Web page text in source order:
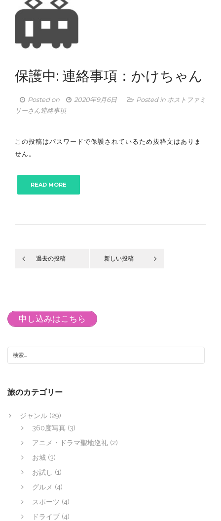
保護中: 連絡事項：かけちゃん
Posted on 2020年9月6日 Posted in ホストファミ
リーさん連絡事項
この投稿はパスワードで保護されているため抜粋文はありま
せん。
READ MORE
ナ
ビ
ー
ョ
ン
過去の投稿 新しい投稿
申し込みはこちら
旅のカテゴリー
ジャンル (29)
360度写真 (3)
アニメ・ドラマ聖地巡礼 (2)
お城 (3)
お試し (1)
グルメ (4)
スポーツ (4)
ドライブ (4)